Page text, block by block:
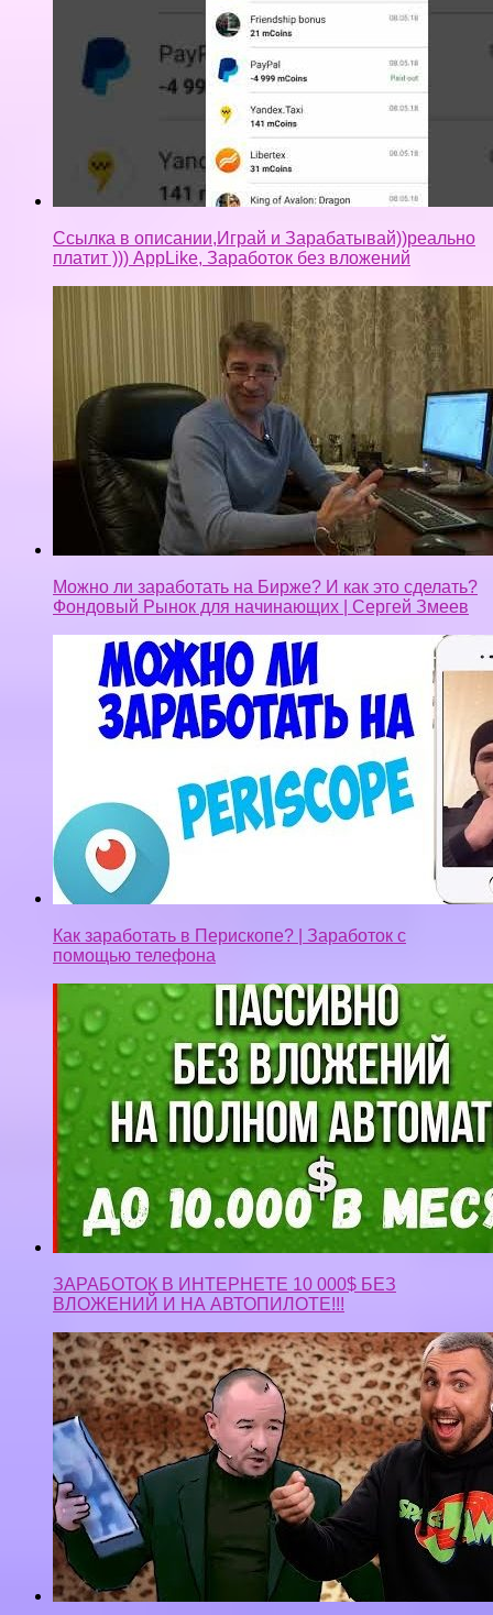
Ссылка в описании,Играй и Зарабатывай))реально
платит ))) AppLike, Заработок без вложений
Можно ли заработать на Бирже? И как это сделать?
Фондовый Рынок для начинающих | Сергей Змеев
Как заработать в Перископе? | Заработок с
помощью телефона
ЗАРАБОТОК В ИНТЕРНЕТЕ 10 000$ БЕЗ
ВЛОЖЕНИЙ И НА АВТОПИЛОТЕ!!!